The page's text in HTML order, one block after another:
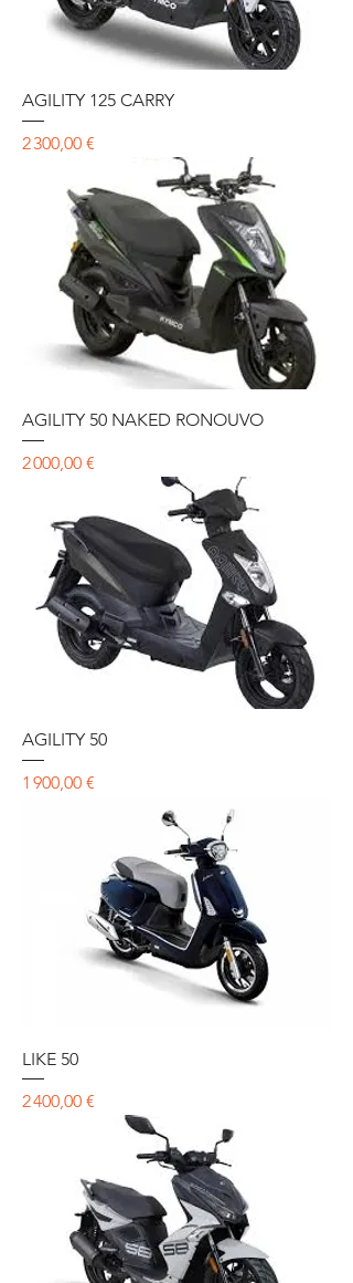
AGILITY 125 CARRY
Prix
2 300,00 €
AGILITY 50 NAKED RONOUVO
Prix
2 000,00 €
AGILITY 50
Prix
1 900,00 €
LIKE 50
Prix
2 400,00 €